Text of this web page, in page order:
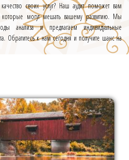
своих услуг? Наш аудит поможет вам
которые могут мешать вашему развитию. Мы
анализа и предлагаем индивидуальные
Обратитесь к нам сегодня и получите шанс на